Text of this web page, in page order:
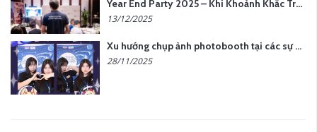
Year End Party 2025 – Khi Khoảnh Khắc Trở Thành Dấu Ấn | Gói Ưu Đãi Tháng 12 Từ YCN Media
13/12/2025
Xu hướng chụp ảnh photobooth tại các sự kiện hiện nay
28/11/2025